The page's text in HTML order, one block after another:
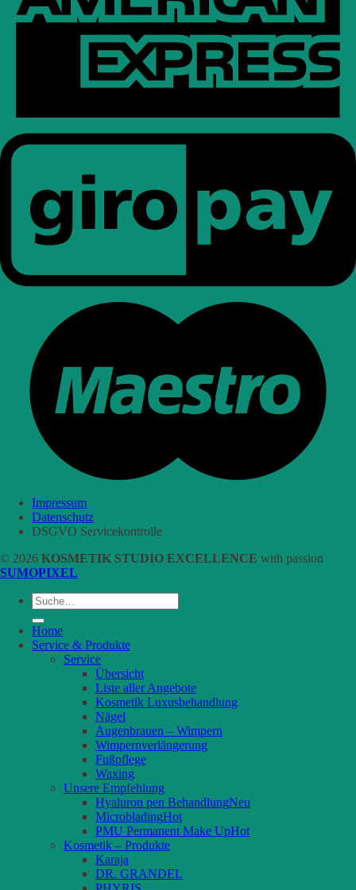
Impressum
Datenschutz
DSGVO Servicekontrolle
© 2026 KOSMETIK STUDIO EXCELLENCE with passion
SUMOPIXEL
Suche
nach:
Home
Service & Produkte
Service
Übersicht
Liste aller Angebote
Kosmetik Luxusbehandlung
Nägel
Augenbrauen – Wimpern
Wimpernverlängerung
Fußpflege
Waxing
Unsere Empfehlung
Hyaluron pen Behandlung
Microblading
PMU Permanent Make Up
Kosmetik – Produkte
Karaja
DR. GRANDEL